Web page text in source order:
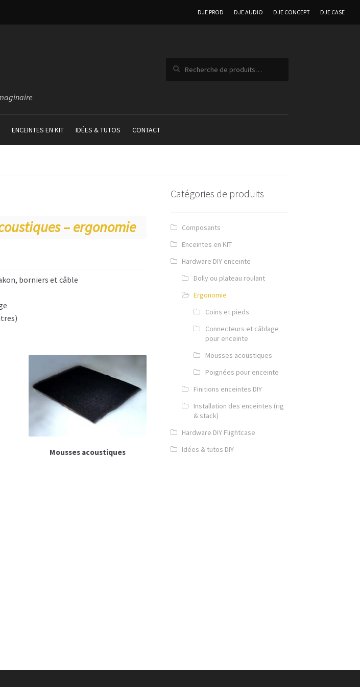
DJE PROD DJE AUDIO DJE CONCEPT DJE CASE
ENCEINTES EN KIT IDÉES & TUTOS CONTACT
– ergonomie
borniers et câble
Mousses acoustiques
Catégories de produits
Composants
Enceintes en KIT
Hardware DIY enceinte
Dolly ou plateau roulant
Ergonomie
Coins et pieds
Connecteurs et câblage
pour enceinte
Mousses acoustiques
Poignées pour enceinte
Finitions enceintes DIY
Installation des enceintes (rig
& stack)
Hardware DIY Flightcase
Idées & tutos DIY